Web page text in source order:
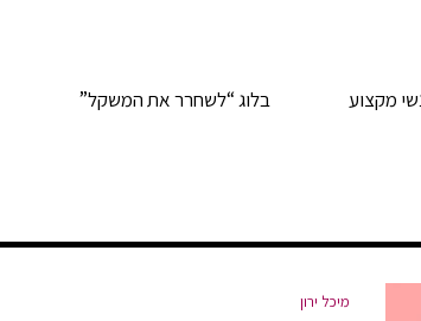
מקצוע בלוג “לשחרר את המשקל”
מיכל ירון